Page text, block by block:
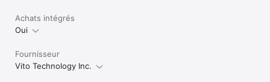
Achats intégrés
Oui
Fournisseur
Vito Technology Inc.